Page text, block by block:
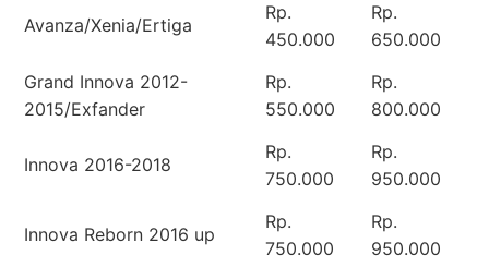
Avanza/Xenia/Ertiga
Rp.
450.000
Rp.
650.000
Grand Innova 2012-
2015/Exfander
Rp.
550.000
Rp.
800.000
Innova 2016-2018
Rp.
750.000
Rp.
950.000
Innova Reborn 2016 up
Rp.
750.000
Rp.
950.000